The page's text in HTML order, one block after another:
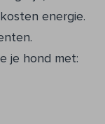
energie.
je hond met: